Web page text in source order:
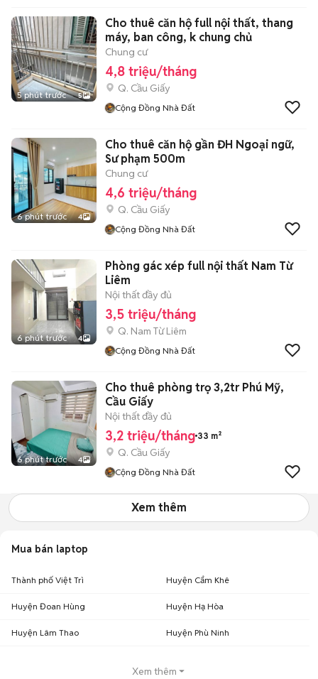
5 phút trước 5
Cho thuê căn hộ full nội thất, thang
máy, ban công, k chung chủ
Chung cư
4,8 triệu/tháng
Q. Cầu Giấy
Cộng Đồng Nhà Đất
6 phút trước 4
Cho thuê căn hộ gần ĐH Ngoại ngữ,
Sư phạm 500m
Chung cư
4,6 triệu/tháng
Q. Cầu Giấy
Cộng Đồng Nhà Đất
6 phút trước 4
Phòng gác xép full nội thất Nam Từ
Liêm
Nội thất đầy đủ
3,5 triệu/tháng
Q. Nam Từ Liêm
Cộng Đồng Nhà Đất
6 phút trước 4
Cho thuê phòng trọ 3,2tr Phú Mỹ,
Cầu Giấy
Nội thất đầy đủ
3,2 triệu/tháng 33 m²
Q. Cầu Giấy
Cộng Đồng Nhà Đất
Xem thêm
Mua bán laptop
Thành phố Việt Trì Huyện Cẩm Khê
Huyện Đoan Hùng Huyện Hạ Hòa
Huyện Lâm Thao Huyện Phù Ninh
Xem thêm